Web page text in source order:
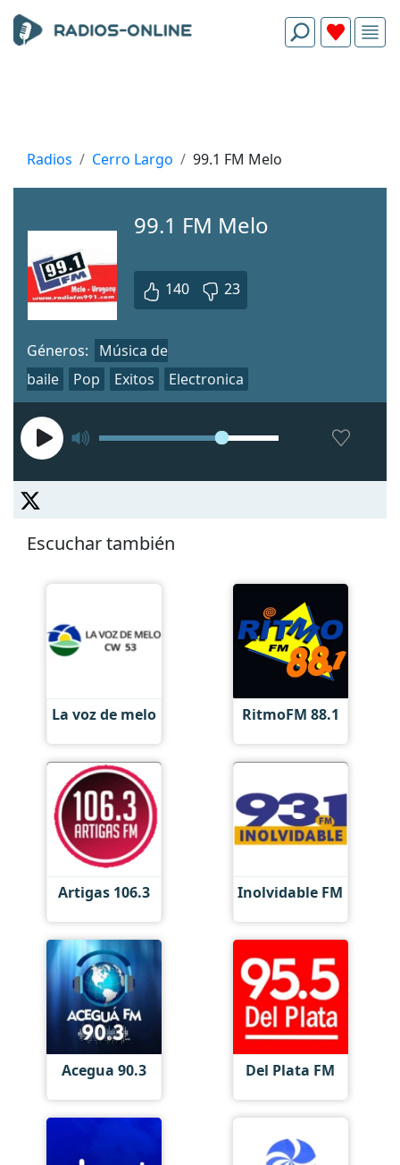
Radios Cerro Largo 99.1 FM Melo
99.1 FM Melo
140 23
Géneros:
Música de
baile
Pop Exitos Electronica
Escuchar también
La voz de melo RitmoFM 88.1
Artigas 106.3 Inolvidable FM
Acegua 90.3 Del Plata FM